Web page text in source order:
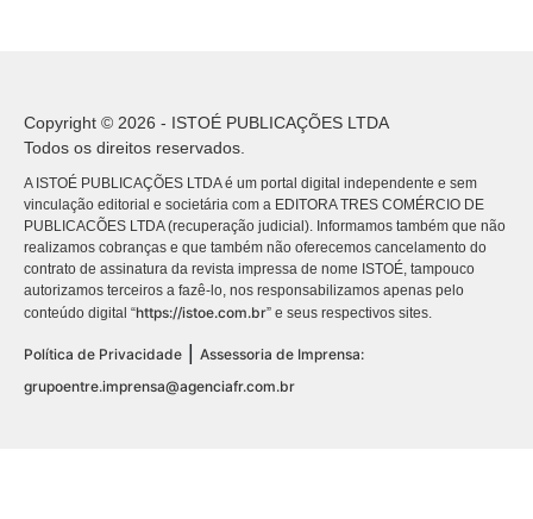
Copyright © 2026 - ISTOÉ PUBLICAÇÕES LTDA
Todos os direitos reservados.
A ISTOÉ PUBLICAÇÕES LTDA é um portal digital independente e sem
vinculação editorial e societária com a EDITORA TRES COMÉRCIO DE
PUBLICACÕES LTDA (recuperação judicial). Informamos também que não
realizamos cobranças e que também não oferecemos cancelamento do
contrato de assinatura da revista impressa de nome ISTOÉ, tampouco
autorizamos terceiros a fazê-lo, nos responsabilizamos apenas pelo
conteúdo digital “https://istoe.com.br” e seus respectivos sites.
Política de Privacidade
Assessoria de Imprensa:
grupoentre.imprensa@agenciafr.com.br